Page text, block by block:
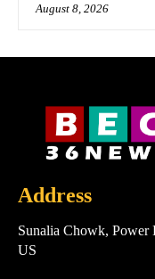
August 8, 2026
Address
Sunalia Chowk,
US